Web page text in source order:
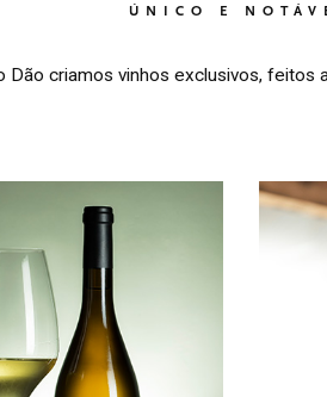
04 O NOSSO
05
ÚNICO E
Dão criamos vinhos exclusivos, feitos